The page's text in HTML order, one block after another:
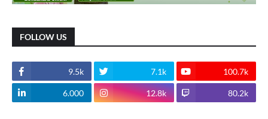
FOLLOW US
9.5k 7.1k 100.7k
6.000 12.8k 80.2k